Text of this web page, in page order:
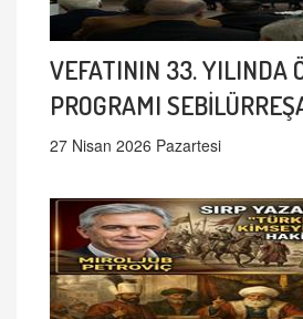
VEFATININ 33. YILINDA
PROGRAMI
27 Nisan 2026 Pazartesi